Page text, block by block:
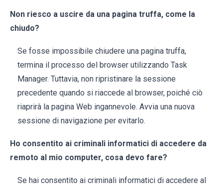
Non riesco a uscire da una pagina truffa, come la
chiudo?
Se fosse impossibile chiudere una pagina truffa,
termina il processo del browser utilizzando Task
Manager. Tuttavia, non ripristinare la sessione
precedente quando si riaccede al browser, poiché ciò
riaprirà la pagina Web ingannevole. Avvia una nuova
sessione di navigazione per evitarlo.
Ho consentito ai criminali informatici di accedere da
remoto al mio computer, cosa devo fare?
Se hai consentito ai criminali informatici di accedere al